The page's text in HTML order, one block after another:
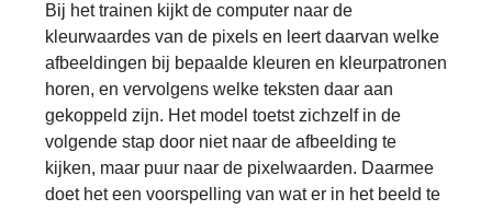
Bij het trainen kijkt de computer naar de
kleurwaardes van de pixels en leert daarvan welke
afbeeldingen bij bepaalde kleuren en kleurpatronen
horen, en vervolgens welke teksten daar aan
gekoppeld zijn. Het model toetst zichzelf in de
volgende stap door niet naar de afbeelding te
kijken, maar puur naar de pixelwaarden. Daarmee
doet het een voorspelling van wat er in het beeld te